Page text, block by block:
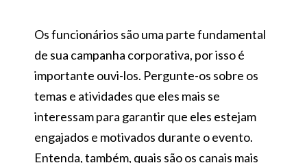
Os funcionários são uma parte fundamental
de sua campanha corporativa, por isso é
importante ouvi-los. Pergunte-os sobre os
temas e atividades que eles mais se
interessam para garantir que eles estejam
engajados e motivados durante o evento.
Entenda, também, quais são os canais mais